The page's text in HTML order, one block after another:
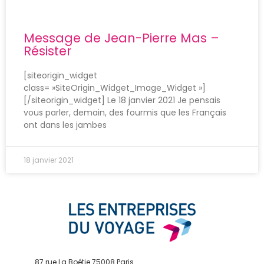
Message de Jean-Pierre Mas –
Résister
[siteorigin_widget
class= »SiteOrigin_Widget_Image_Widget »]
[/siteorigin_widget] Le 18 janvier 2021 Je pensais
vous parler, demain, des fourmis que les Français
ont dans les jambes
18 janvier 2021
87 rue La Boétie 75008 Paris